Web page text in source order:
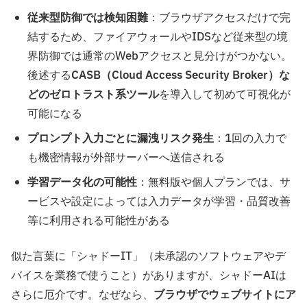
従来型防御では検知困難：ブラウザアクセスだけで完
結するため、ファイアウォールやIDSなど従来型の境
界防御では通常のWebアクセスと見分けがつかない。
後述するCASB（Cloud Access Security Broker）な
どのゼロトラスト系ツールを導入して初めて可視化が
可能になる
プロンプト入力ごとに漏洩リスク発生 ：1回の入力で
も機密情報が外部サーバーへ送信される
学習データ化の可能性 ：無料版や個人プランでは、サ
ービスや設定によっては入力データが学習・品質改善
等に利用される可能性がある
似た言葉に「シャドーIT」（未承認のソフトウェアやデ
バイスを業務で使うこと）がありますが、シャドーAIは
さらに厄介です。なぜなら、 ブラウザでウェブサイトにア